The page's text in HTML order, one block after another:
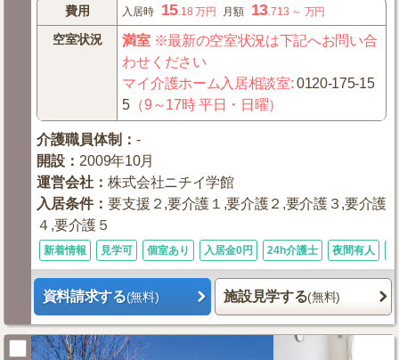
費用 入居時 15.18 万円 月額 13.713 ～ 万円
空室状況 満室※最新の空室状況は下記へお問い合
わせください
マイ介護ホーム入居相談室:0120-175-15
5 （9～17時 平日・日曜）
介護職員体制 ：-
開設 ： 2009年10月
運営会社 ：株式会社ニチイ学館
入居条件：要支援２,要介護１,要介護２,要介護３,要介護
４,要介護５
新着情報 見学可 個室あり 入居金0円 24h介護士 夜間有人
資料請求する(無料) 施設見学する(無料)